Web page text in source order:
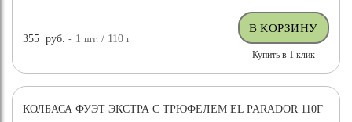
355 руб. - 1шт. / 110г
Купить в 1 клик
КОЛБАСА ФУЭТ ЭКСТРА С ТРЮФЕЛЕМ EL PARADOR 110Г